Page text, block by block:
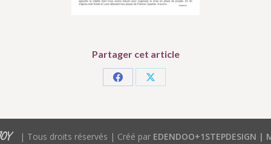
Partager cet article
Partager
Facebook
Partager
X
| Tous droits réservés | Créé par EDENDOO+1STEPDESIGN |